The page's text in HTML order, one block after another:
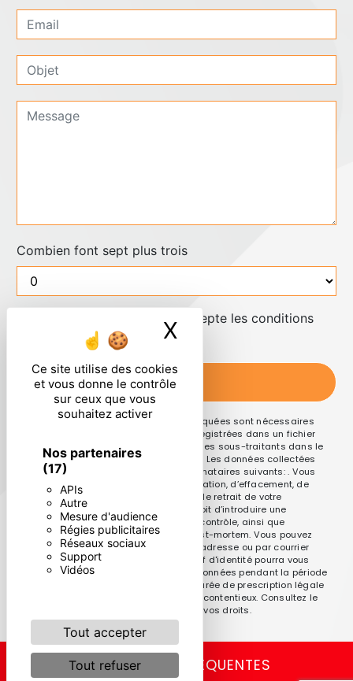
Ce site utilise des cookies
et vous donne le contrôle
sur ceux que vous
souhaitez activer
Nos partenaires
(17)
APIs
Autre
Mesure d'audience
Régies publicitaires
Réseaux sociaux
Support
Vidéos
Tout accepter
Tout refuser
X Masquer le
Combien font sept plus trois
En cochant cette case, j'accepte les conditions
particulières ci-dessous **
ENVOYER
** Les données personnelles communiquées sont nécessaires
aux fins de vous contacter et sont enregistrées dans un fichier
informatisé. Elles sont destinées à et ses sous-traitants dans le
seul but de répondre à votre message. Les données collectées
seront communiquées aux seuls destinataires suivants: . Vous
disposez de droits d’accès, de rectification, d’effacement, de
portabilité, de limitation, d’opposition, de retrait de votre
consentement à tout moment et du droit d’introduire une
réclamation auprès d’une autorité de contrôle, ainsi que
d’organiser le sort de vos données post-mortem. Vous pouvez
exercer ces droits par voie postale à l'adresse ou par courrier
électronique à l'adresse . Un justificatif d'identité pourra vous
être demandé. Nous conservons vos données pendant la période
de prise de contact puis pendant la durée de prescription légale
aux fins probatoires et de gestion des contentieux. Consultez le
site cnil.fr pour plus d’informations sur vos droits.
RECHERCHES FRÉQUENTES